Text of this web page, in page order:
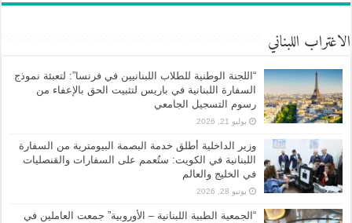
الاغتراب اللبناني
“اللجنة الوطنية للطلاب اللبنانيين في فرنسا”: لتعبئة نموذج
السفارة اللبنانية في باريس لتثبيت الحق بالإعفاء من
رسوم التسجيل الجامعي
يوليو 21, 2026
وزير الداخلية أطلق خدمة البصمة البيومترية من السفارة
اللبنانية في الكويت: ستُعمم على السفارات والقنصليات
في الخليج والعالم
يونيو 28, 2026
“الجمعية الطبية اللبنانية – الأوروبية” جمعت العاملين في